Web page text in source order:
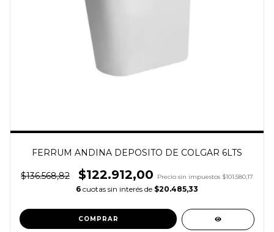
FERRUM ANDINA DEPOSITO DE COLGAR 6LTS
$136.568,82 $122.912,00 Precio sin impuestos $101.580,17
6 cuotas sin interés de $20.485,33
COMPRAR